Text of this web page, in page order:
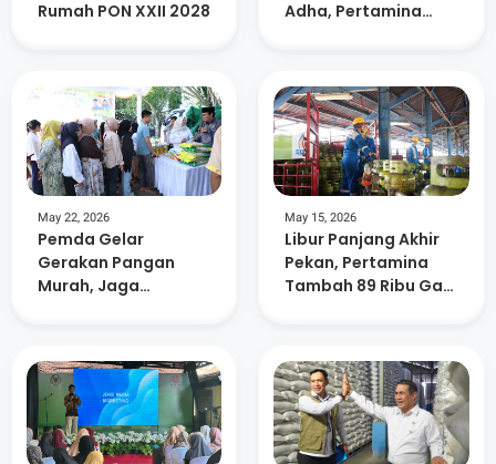
Rumah PON XXII 2028
Adha, Pertamina
May 22, 2026
Pemda Gelar
Gerakan Pangan
Murah, Jaga
May 15, 2026
Libur Panjang Akhir
Pekan, Pertamina
Tambah 89 Ribu Gas